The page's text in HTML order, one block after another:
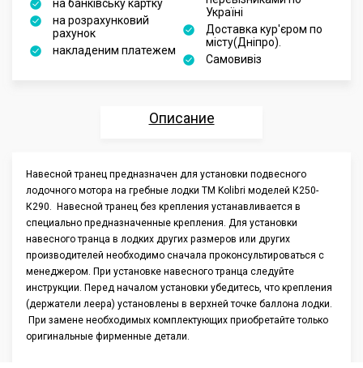
на банківську картку
на розрахунковий
рахунок
накладеним платежем
Україні
Доставка кур'єром по
місту(Дніпро).
Самовивіз
Описание
Отзывы
Аксессуары
Навесной транец предназначен для установки подвесного
лодочного мотора на гребные лодки ТМ Kolibri моделей К250-
К290. Навесной транец без крепления устанавливается в
специально предназначенные крепления. Для установки
навесного транца в лодких других размеров или других
производителей необходимо сначала проконсультироваться с
менеджером. При установке навесного транца следуйте
инструкции. Перед началом установки убедитесь, что крепления
(держатели леера) установлены в верхней точке баллона лодки.
При замене необходимых комплектующих приобретайте только
оригинальные фирменные детали.